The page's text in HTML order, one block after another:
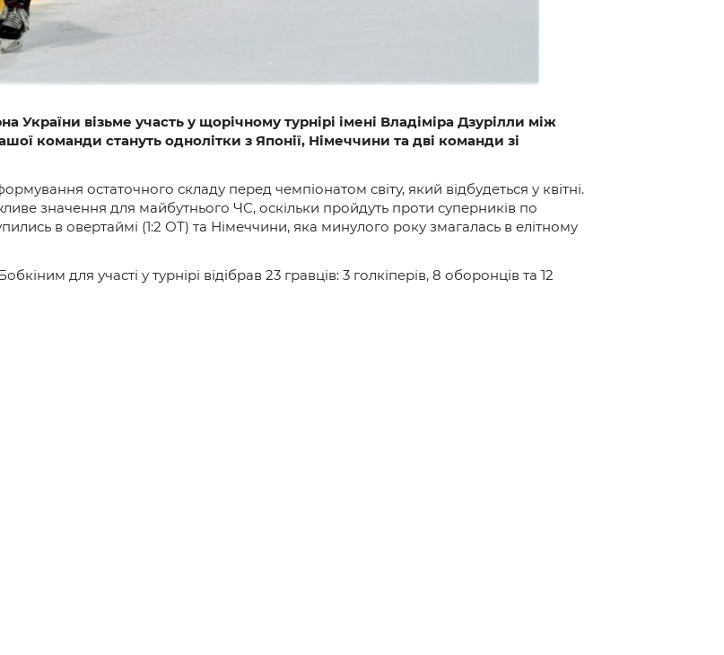
України візьме участь у щорічному турнірі імені Владіміра Дзурілли між
команди стануть однолітки з Японії, Німеччини та дві команди зі
остаточного складу перед чемпіонатом світу, який відбудеться у квітні.
значення для майбутнього ЧС, оскільки пройдуть проти суперників по
в овертаймі (1:2 ОТ) та Німеччини, яка минулого року змагалась в елітному
для участі у турнірі відібрав 23 гравців: 3 голкіперів, 8 оборонців та 12